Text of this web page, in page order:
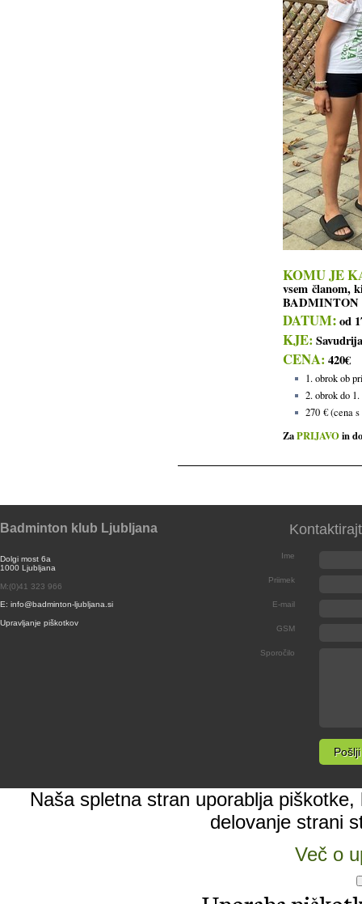
KOMU JE
vsem članom,
DATUM:od
KJE: Savudrija
CENA: 420€
1. obrok ob
2. obrok do
270 € (cena
ZaPRIJAVOin
Badminton klub Ljubljana
Dolgi most 6a
1000 Ljubljana
M:(0)41 323 966
E: info@badminton-ljubljana.si
Upravljanje piškotkov
Ime
Priimek
E-mail
GSM
Sporočilo
Naša spletna stran uporablja
delovanje strani
Več o